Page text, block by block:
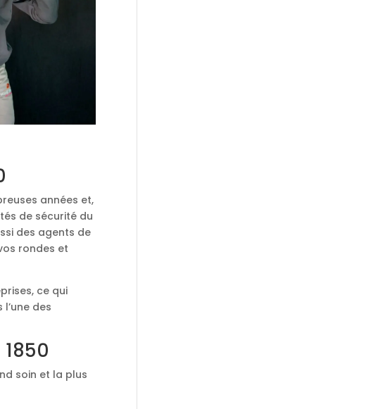
années et,
de sécurité du
des agents de
rondes et
ce qui
des
soin et la plus